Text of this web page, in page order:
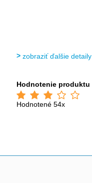
zobraziť ďalšie detaily
Hodnotenie produktu
Hodnotené 54x